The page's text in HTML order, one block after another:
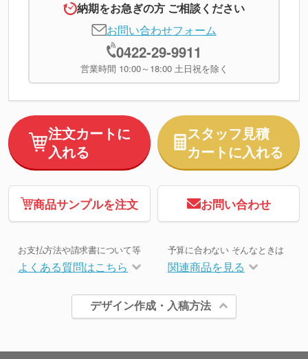
納期をお急ぎの方 ご相談ください
お問い合わせフォーム
0422-29-9911
営業時間 10:00～18:00 土日祝を除く
注文カートに
入れる
スタッフ見積
カートに入れる
商品サンプルを注文 お問い合わせ
お支払方法や請求書について等
よくある質問はこちら
予算に合わない そんなときは
関連商品を見る
デザイン作成・入稿方法